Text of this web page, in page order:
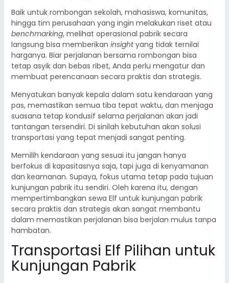
Baik untuk rombongan sekolah, mahasiswa, komunitas,
hingga tim perusahaan yang ingin melakukan riset atau
benchmarking, melihat operasional pabrik secara
langsung bisa memberikan insightyang tidak ternilai
harganya. Biar perjalanan bersama rombongan bisa
tetap asyik dan bebas ribet, Anda perlu mengatur dan
membuat perencanaan secara praktis dan strategis.
Menyatukan banyak kepala dalam satu kendaraan yang
pas, memastikan semua tiba tepat waktu, dan menjaga
suasana tetap kondusif selama perjalanan akan jadi
tantangan tersendiri. Di sinilah kebutuhan akan solusi
transportasi yang tepat menjadi sangat penting.
Memilih kendaraan yang sesuai itu jangan hanya
berfokus di kapasitasnya saja, tapi juga di kenyamanan
dan keamanan. Supaya, fokus utama tetap pada tujuan
kunjungan pabrik itu sendiri. Oleh karena itu, dengan
mempertimbangkan sewa Elf untuk kunjungan pabrik
secara praktis dan strategis akan sangat membantu
dalam memastikan perjalanan bisa berjalan mulus tanpa
hambatan.
Transportasi Elf Pilihan untuk
Kunjungan Pabrik